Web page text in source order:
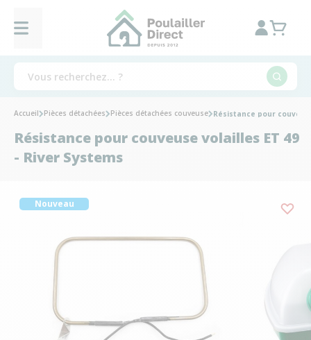
Accueil Pièces détachées Pièces détachées couveuse Résistance pour
Résistance pour couveuse volailles ET 49
- River Systems
Nouveau